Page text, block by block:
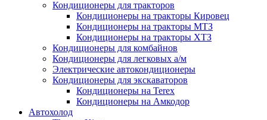
Кондиционеры для тракторов
Кондиционеры на тракторы Кировец
Кондиционеры на тракторы МТЗ
Кондиционеры на тракторы ХТЗ
Кондиционеры для комбайнов
Кондиционеры для легковых а/м
Электрические автокондиционеры
Кондиционеры для экскаваторов
Кондиционеры на Terex
Кондиционеры на Амкодор
Автохолод